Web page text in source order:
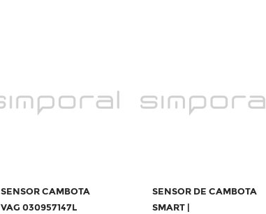
SENSOR CAMBOTA
VAG 030957147L
SENSOR DE CAMBOTA
SMART |